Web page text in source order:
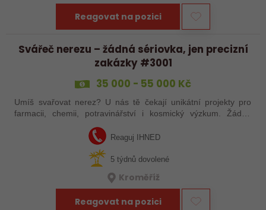
Reagovat na pozici
Svářeč nerezu – žádná sériovka, jen precizní
zakázky #3001
35 000 - 55 000 Kč
Umíš svařovat nerez? U nás tě čekají unikátní projekty pro
farmacii, chemii, potravinářství i kosmický výzkum. Žádná
Reaguj IHNED
5 týdnů dovolené
Kroměříž
Reagovat na pozici